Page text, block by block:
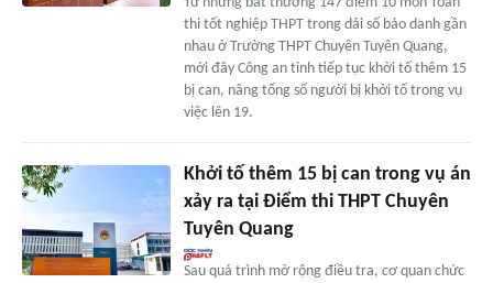
thi tốt nghiệp THPT trong dải số báo danh gần
nhau ở Trường THPT Chuyên Tuyên Quang,
mới đây Công an tỉnh tiếp tục khởi tố thêm 15
bị can, nâng tổng số người bị khởi tố trong vụ
việc lên 19.
Khởi tố thêm 15 bị can trong vụ án
xảy ra tại Điểm thi THPT Chuyên
Tuyên Quang
Sau quá trình mở rộng điều tra, cơ quan chức